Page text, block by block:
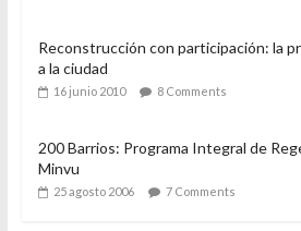
Reconstrucción con participación: la
a la ciudad
16 junio 2010 8 Comments
200 Barrios: Programa Integral de
Minvu
25 agosto 2006 7 Comments